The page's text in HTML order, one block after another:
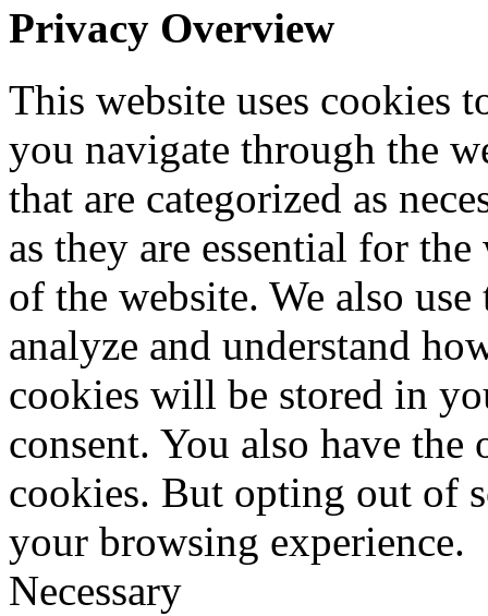
Privacy Overview
This website uses cookies
you navigate through the
that are categorized as
as they are essential for
of the website. We also
analyze and understand
cookies will be stored in
consent. You also have
cookies. But opting out of
your browsing experience.
Necessary